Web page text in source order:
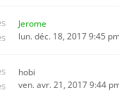
Jerome
lun. déc. 18, 2017 9:45 pm
hobi
ven. avr. 21, 2017 9:44